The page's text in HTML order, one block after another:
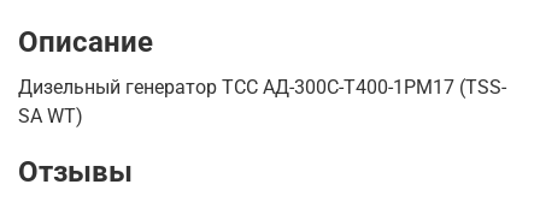
Описание
Дизельный генератор ТСС АД-300С-Т400-1РМ17 (TSS-
SA WT)
Отзывы